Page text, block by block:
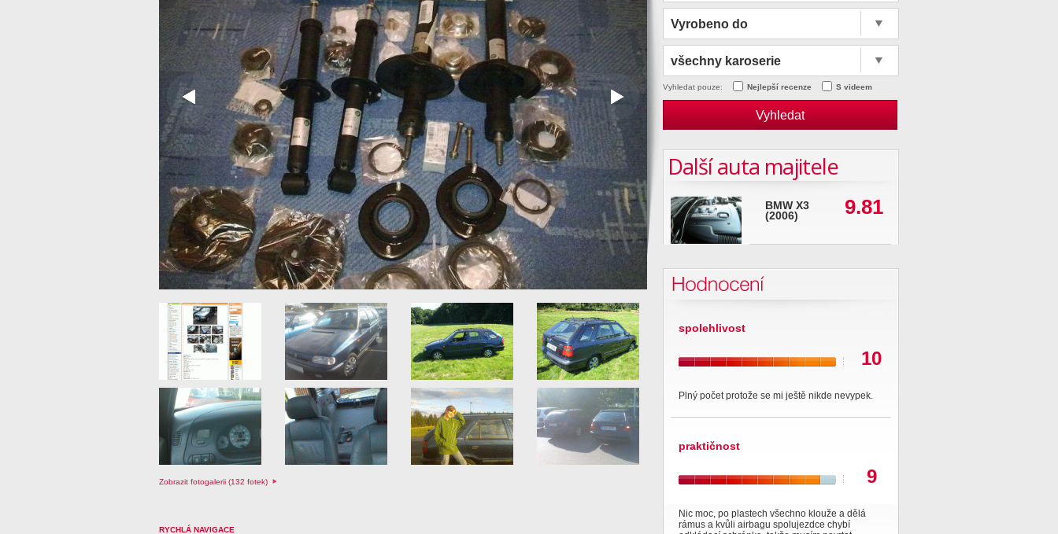
Zobrazit fotogalerii (132 fotek)
RYCHLÁ NAVIGACE
Vyrobeno do
všechny karoserie
Vyhledat pouze: Nejlepší recenze S videem
Další auta majitele
BMW X3
(2006)
9.81
Hodnocení
spolehlivost
10
Plný počet protože se mi ještě nikde nevypek.
praktičnost
9
Nic moc, po plastech všechno klouže a dělá
rámus a kvůli airbagu spolujezdce chybí